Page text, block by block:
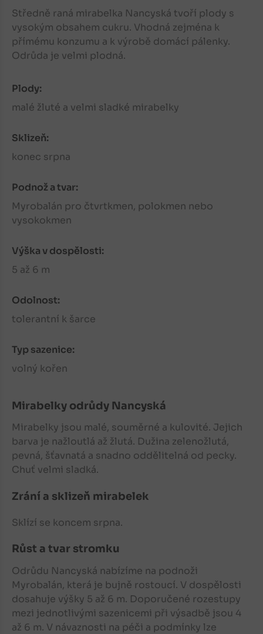
Středně raná mirabelka Nancyská tvoří plody s
vysokým obsahem cukru. Vhodná zejména k
přímému konzumu a k výrobě domácí pálenky.
Odrůda je velmi plodná.
Plody:
malé žluté a velmi sladké mirabelky
Sklizeň:
konec srpna
Podnož a tvar:
Myrobalán pro čtvrtkmen, polokmen nebo
vysokokmen
Výška v dospělosti:
5 až 6 m
Odolnost:
tolerantní k šarce
Typ sazenice:
volný kořen
Mirabelky odrůdy Nancyská
Mirabelky jsou malé, souměrné a kulovité. Jejich
barva je nažloutlá až žlutá. Dužina zelenožlutá,
pevná, šťavnatá a snadno oddělitelná od pecky.
Chuť velmi sladká.
Zrání a sklizeň mirabelek
Sklízí se koncem srpna.
Růst a tvar stromku
Odrůdu Nancyská nabízíme na podnoži
Myrobalán, která je bujně rostoucí. V dospělosti
dosahuje výšky 5 až 6 m. Doporučené rozestupy
mezi jednotlivými sazenicemi při výsadbě jsou 4
až 6 m. V návaznosti na péči a podmínky lze